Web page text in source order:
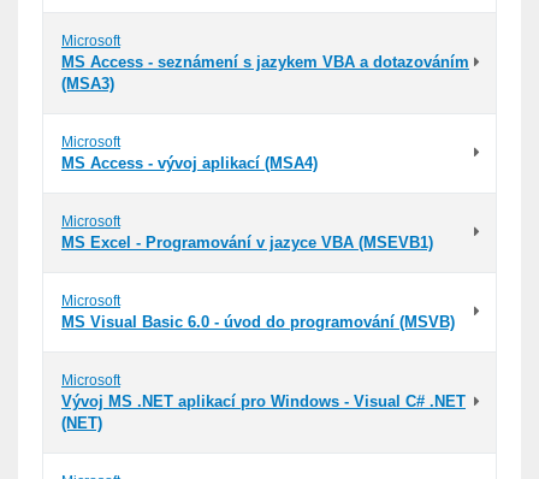
Microsoft
MS Access - seznámení s jazykem VBA a dotazováním
(MSA3)
Microsoft
MS Access - vývoj aplikací (MSA4)
Microsoft
MS Excel - Programování v jazyce VBA (MSEVB1)
Microsoft
MS Visual Basic 6.0 - úvod do programování (MSVB)
Microsoft
Vývoj MS .NET aplikací pro Windows - Visual C# .NET
(NET)